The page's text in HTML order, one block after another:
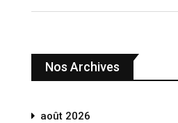
Nos Archives
août 2026